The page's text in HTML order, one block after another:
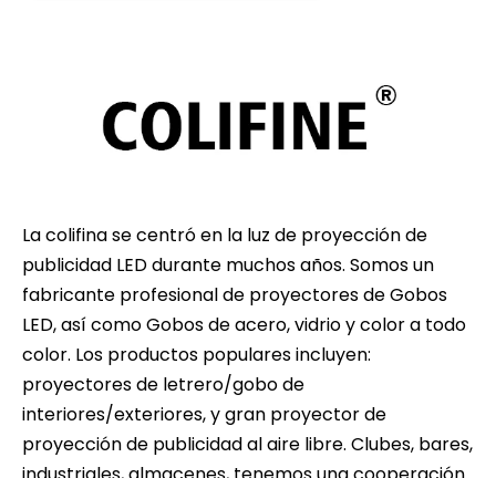
La colifina se centró en la luz de proyección de
publicidad LED durante muchos años. Somos un
fabricante profesional de proyectores de Gobos
LED, así como Gobos de acero, vidrio y color a todo
color. Los productos populares incluyen:
proyectores de letrero/gobo de
interiores/exteriores, y gran proyector de
proyección de publicidad al aire libre. Clubes, bares,